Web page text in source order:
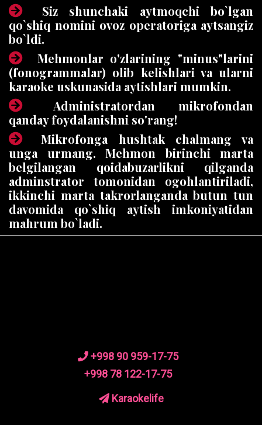
Siz shunchaki aytmoqchi bo`lgan
qo`shiq nomini ovoz operatoriga aytsangiz
bo`ldi.
Mehmonlar o'zlarining "minus"larini
(fonogrammalar) olib kelishlari va ularni
karaoke uskunasida aytishlari mumkin.
Administratordan mikrofondan
qanday foydalanishni so'rang!
Mikrofonga hushtak chalmang va
unga urmang. Mehmon birinchi marta
belgilangan qoidabuzarlikni qilganda
adminstrator tomonidan ogohlantiriladi,
ikkinchi marta takrorlanganda butun tun
davomida qo`shiq aytish imkoniyatidan
mahrum bo`ladi.
+998 90 959-17-75
+998 78 122-17-75
Karaokelife